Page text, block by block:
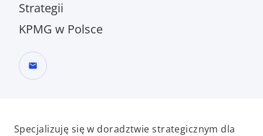
Strategii
KPMG w Polsce
mail
Specjalizuję się w doradztwie strategicznym dla